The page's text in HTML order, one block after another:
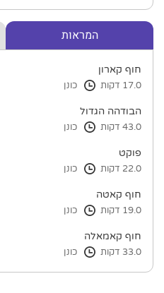
המראות
חוף קארון
17.0 דקות כונן
הבודהה הגדול
43.0 דקות כונן
פוקט
22.0 דקות כונן
חוף קאטה
19.0 דקות כונן
חוף קאמאלה
33.0 דקות כונן